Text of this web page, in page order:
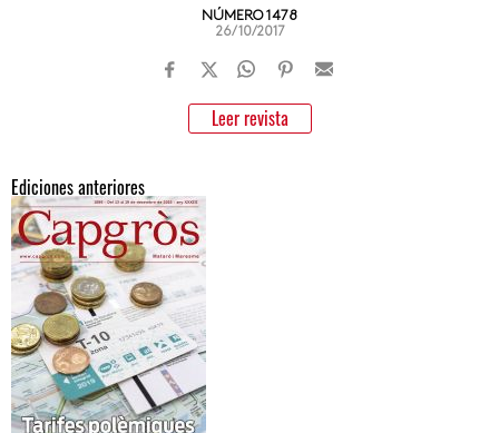
NÚMERO 1478
26/10/2017
Leer revista
Ediciones anteriores